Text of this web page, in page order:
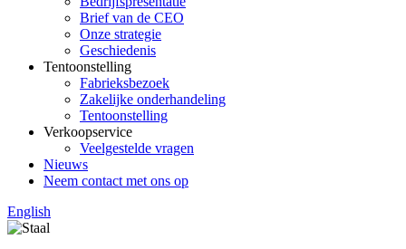
Brief van de CEO
Onze strategie
Geschiedenis
Tentoonstelling
Fabrieksbezoek
Zakelijke onderhandeling
Tentoonstelling
Verkoopservice
Veelgestelde vragen
Nieuws
Neem contact met ons op
English